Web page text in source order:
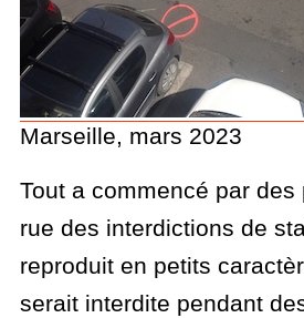
Marseille, mars 2023
Tout a commencé par
rue des interdictions de
reproduit en petits
serait interdite pendant